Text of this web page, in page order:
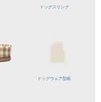
ドッグスリング
ドッグウェア型紙